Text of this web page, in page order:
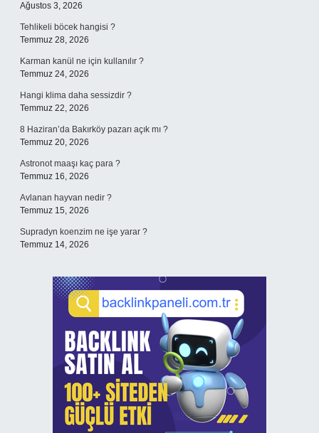
Ağustos 3, 2026
Tehlikeli böcek hangisi ?
Temmuz 28, 2026
Karman kanül ne için kullanılır ?
Temmuz 24, 2026
Hangi klima daha sessizdir ?
Temmuz 22, 2026
8 Haziran’da Bakırköy pazarı açık mı ?
Temmuz 20, 2026
Astronot maaşı kaç para ?
Temmuz 16, 2026
Avlanan hayvan nedir ?
Temmuz 15, 2026
Supradyn koenzim ne işe yarar ?
Temmuz 14, 2026